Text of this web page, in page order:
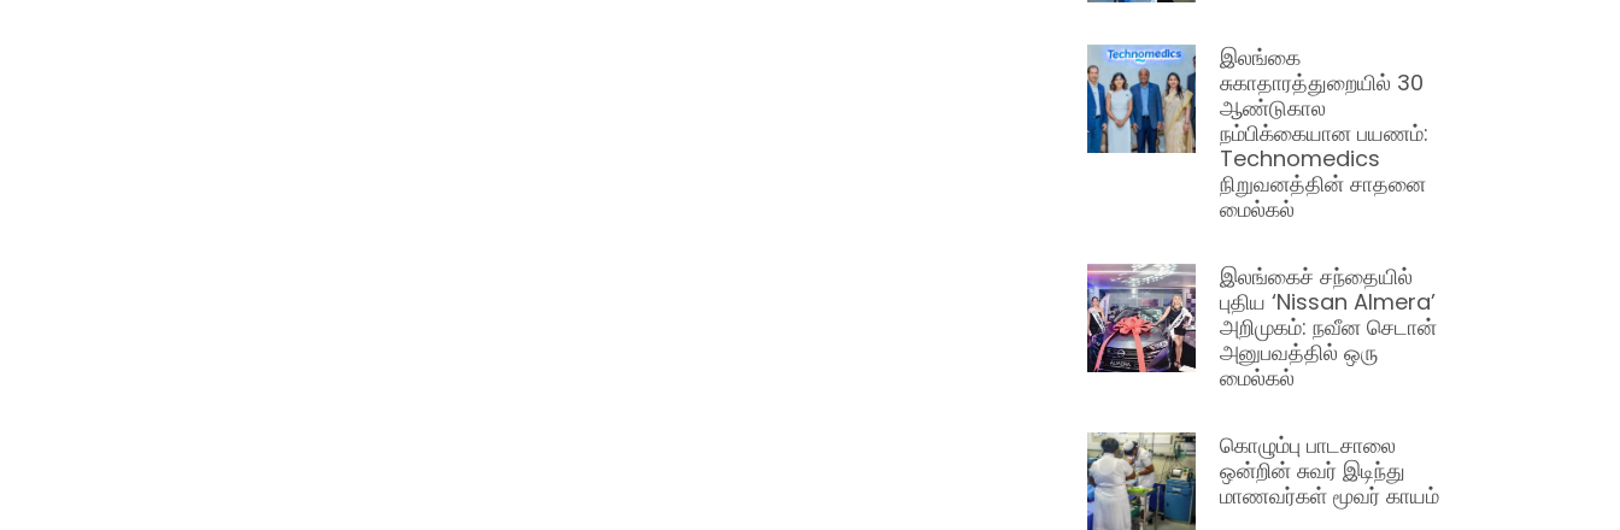
இலங்கை
சுகாதாரத்துறையில் 30
ஆண்டுகால
நம்பிக்கையான பயணம்:
Technomedics
நிறுவனத்தின் சாதனை
மைல்கல்
இலங்கைச் சந்தையில்
புதிய ‘Nissan Almera’
அறிமுகம்: நவீன செடான்
அனுபவத்தில் ஒரு
மைல்கல்
கொழும்பு பாடசாலை
ஒன்றின் சுவர் இடிந்து
மாணவர்கள் மூவர் காயம்